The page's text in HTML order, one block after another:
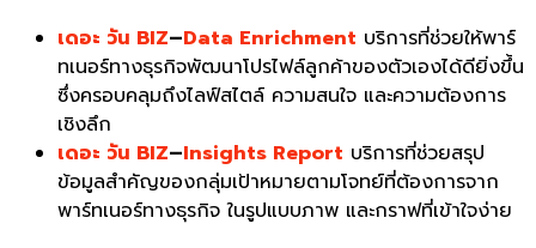
เดอะ วัน BIZ–Data Enrichment บริการที่ช่วยให้พาร์
ทเนอร์ทางธุรกิจพัฒนาโปรไฟล์ลูกค้าของตัวเองได้ดียิ่งขึ้น
ซึ่งครอบคลุมถึงไลฟ์สไตล์ ความสนใจ และความต้องการ
เชิงลึก
เดอะ วัน BIZ–Insights Report บริการที่ช่วยสรุป
ข้อมูลสำคัญของกลุ่มเป้าหมายตามโจทย์ที่ต้องการจาก
พาร์ทเนอร์ทางธุรกิจ ในรูปแบบภาพ และกราฟที่เข้าใจง่าย